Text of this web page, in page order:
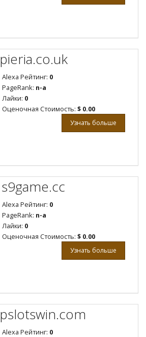
pieria.co.uk
Alexa Рейтинг: 0
PageRank: n-a
Лайки: 0
Оценочная Стоимость: $ 0.00
Узнать больше
s9game.cc
Alexa Рейтинг: 0
PageRank: n-a
Лайки: 0
Оценочная Стоимость: $ 0.00
Узнать больше
Alexa Рейтинг: 0